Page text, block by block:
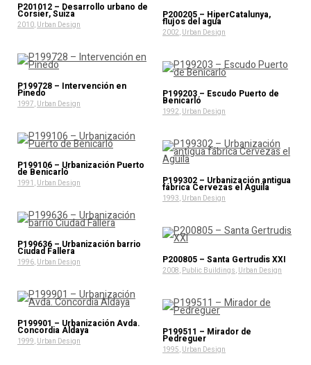
P201012 – Desarrollo urbano de
Corsier, Suiza
2010, Urban Design
P200205 – HiperCatalunya,
flujos del agua
2002, Urban Design
P199728 – Intervención en
Pinedo
1997, Urban Design
P199203 – Escudo Puerto de
Benicarló
1992, Urban Design
P199106 – Urbanización Puerto
de Benicarló
1991 , Urban Design P199302 – Urbanización antigua
fábrica Cervezas el Aguila
1993, Urban Design
P199636 – Urbanización barrio
Ciudad Fallera
1996, Urban Design P200805 – Santa Gertrudis XXI
2008, Public Buildings, Urban Design
P199901 – Urbanización Avda.
Concordia Aldaya
1999, Urban Design
P199511 – Mirador de
Pedreguer
1995, Urban Design